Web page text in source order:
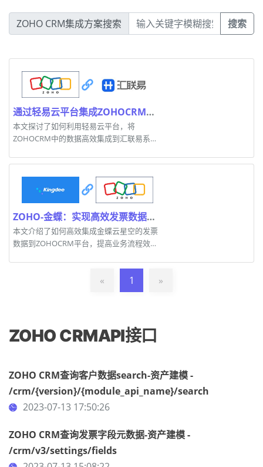
ZOHO CRM集成方案搜索 搜索
通过轻易云平台集成ZOHOCRM与汇联易的高效方案
本文探讨了如何利用轻易云平台，将
ZOHOCRM中的数据高效集成到汇联易系统
ZOHO-金蝶：实现高效发票数据集成的新方案
本文介绍了如何高效集成金蝶云星空的发票
数据到ZOHOCRM平台，提高业务流程效
« 1 »
ZOHO CRMAPI接口
ZOHO CRM查询客户数据search-资产建模 -
/crm/{version}/{module_api_name}/search
2023-07-13 17:50:26
ZOHO CRM查询发票字段元数据-资产建模 -
/crm/v3/settings/fields